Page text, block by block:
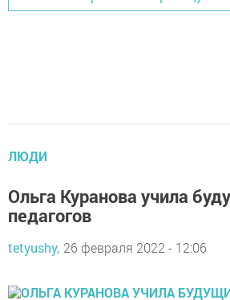
ЛЮДИ
Ольга Куранова учила
педагогов
tetyushy, 26 февраля 2022 - 12:06